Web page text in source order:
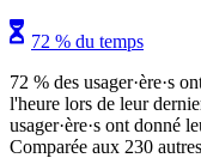
72 % du temps
72 % des usager·ère·s
l'heure lors de leur
usager·ère·s ont donné
Comparée aux 230